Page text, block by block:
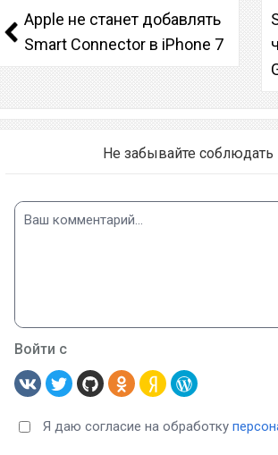
Apple не станет добавлять
Smart Connector в iPhone 7
Не забывайте соблюдать
Войти с
Я даю согласие на обработку